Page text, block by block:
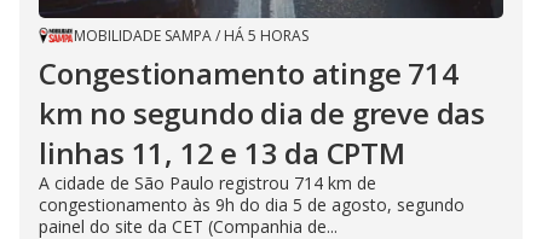
MOBILIDADE SAMPA/ HÁ 5 HORAS
Congestionamento atinge 714
km no segundo dia de greve das
linhas 11, 12 e 13 da CPTM
A cidade de São Paulo registrou 714 km de
congestionamento às 9h do dia 5 de agosto, segundo
painel do site da CET (Companhia de...